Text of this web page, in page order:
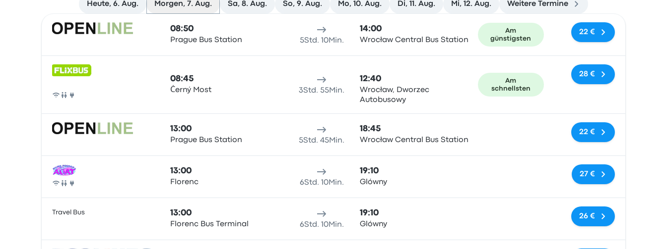
Heute, 6. Aug. Morgen, 7. Aug. Sa, 8. Aug. So, 9. Aug. Mo, 10. Aug. Di, 11. Aug. Mi, 12. Aug. Weitere Termine
08:50
Prague Bus Station 5Std. 10Min.
14:00
Wrocław Central Bus Station
Am
günstigsten
22 €
Bus
08:45
Černý Most 3Std. 55Min.
12:40
Wrocław, Dworzec
Autobusowy
Am
schnellsten
28 €
13:00
Prague Bus Station 5Std. 45Min.
18:45
Wrocław Central Bus Station
Keine Tags
22 €
Bus
13:00
Florenc 6Std. 10Min.
19:10
Glówny
Keine Tags
27 €
Travel Bus 13:00
Florenc Bus Terminal 6Std. 10Min.
19:10
Glówny
Keine Tags
26 €